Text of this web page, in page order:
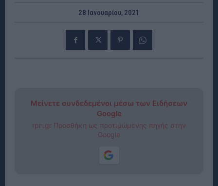
28 Ιανουαρίου, 2021
Μείνετε συνδεδεμένοι μέσω των Ειδήσεων
Google
rpn.gr Προσθήκη ως προτιμώμενης πηγής στην
Google